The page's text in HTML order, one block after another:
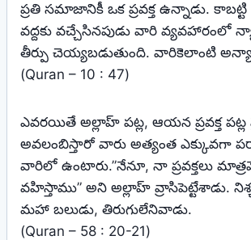
ప్రతి సమాజానికీ ఒక ప్రవక్త ఉన్నాడు. కాబట్టి
వద్దకు వచ్చేసినపుడు వారి వ్యవహారంలో
తీర్పు చెయ్యబడుతుంది. వారికెలాంటి
(Quran – 10 : 47)
ఎవరయితే అల్లాహ్‌ పట్ల, ఆయన ప్రవక్త
అవలంబిస్తారో వారు అత్యంత ఎక్కువగా
వారిలో ఉంటారు.”నేనూ, నా ప్రవక్తలు
వహిస్తాము” అని అల్లాహ్‌ వ్రాసిపెట్టేశాడు.
మహా బలుడు, తిరుగులేనివాడు.
(Quran – 58 : 20-21)